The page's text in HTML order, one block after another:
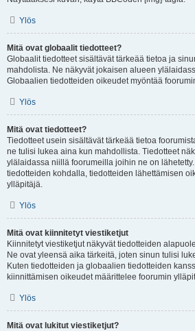
Ylös
Mitä ovat globaalit tiedotteet?
Globaalit tiedotteet sisältävät tärkeää tietoa ja
mahdolista. Ne näkyvät jokaisen alueen
Globaalien tiedotteiden oikeudet myöntää
Ylös
Mitä ovat tiedotteet?
Tiedotteet usein sisältävät tärkeää tietoa
ne tulisi lukea aina kun mahdollista. Tiedotteet
ylälaidassa niillä foorumeilla joihin ne on
tiedotteiden kohdalla, tiedotteiden lähettämisen
ylläpitäjä.
Ylös
Mitä ovat kiinnitetyt viestiketjut
Kiinnitetyt viestiketjut näkyvät tiedotteiden
Ne ovat yleensä aika tärkeitä, joten sinun tulisi
Kuten tiedotteiden ja globaalien tiedotteiden
kiinnittämisen oikeudet määrittelee foorumin
Ylös
Mitä ovat lukitut viestiketjut?